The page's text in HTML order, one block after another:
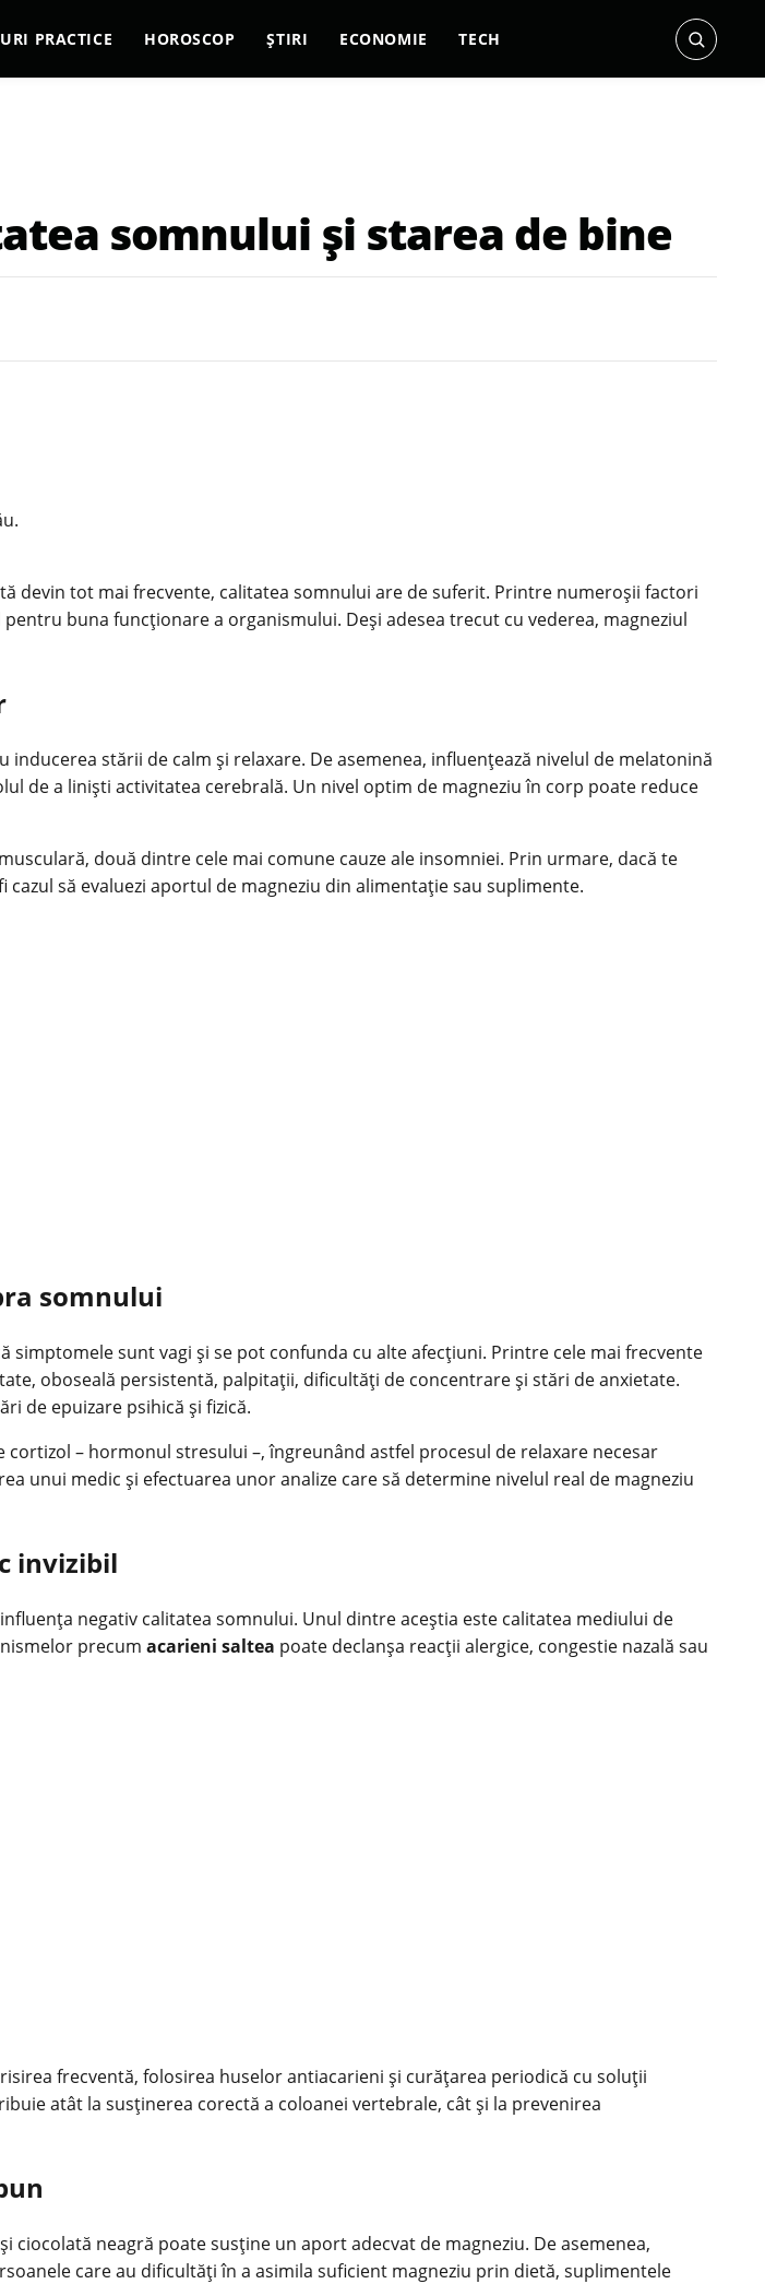
PRACTICE HOROSCOP ȘTIRI ECONOMIE TECH
somnului și starea de bine
devin tot mai frecvente, calitatea somnului are de suferit. Printre numeroșii factori
buna funcționare a organismului. Deși adesea trecut cu vederea, magneziul
stării de calm și relaxare. De asemenea, influențează nivelul de melatonină
de a liniști activitatea cerebrală. Un nivel optim de magneziu în corp poate reduce
două dintre cele mai comune cauze ale insomniei. Prin urmare, dacă te
să evaluezi aportul de magneziu din alimentație sau suplimente.
somnului
sunt vagi și se pot confunda cu alte afecțiuni. Printre cele mai frecvente
oboseală persistentă, palpitații, dificultăți de concentrare și stări de anxietate.
de epuizare psihică și fizică.
– hormonul stresului –, îngreunând astfel procesul de relaxare necesar
unui medic și efectuarea unor analize care să determine nivelul real de magneziu
invizibil
negativ calitatea somnului. Unul dintre aceștia este calitatea mediului de
precum acarieni saltea poate declanșa reacții alergice, congestie nazală sau
frecventă, folosirea huselor antiacarieni și curățarea periodică cu soluții
atât la susținerea corectă a coloanei vertebrale, cât și la prevenirea
neagră poate susține un aport adecvat de magneziu. De asemenea,
care au dificultăți în a asimila suficient magneziu prin dietă, suplimentele